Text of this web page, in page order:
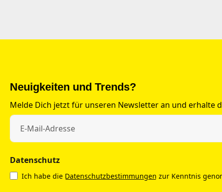
Neuigkeiten und Trends?
Melde Dich jetzt für unseren Newsletter an und erhalte
Datenschutz
Ich habe die Datenschutzbestimmungen zur Kenntnis